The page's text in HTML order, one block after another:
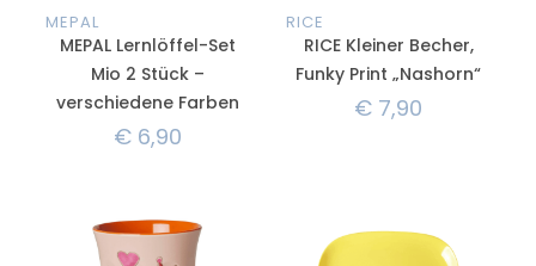
MEPAL
MEPAL Lernlöffel-Set
Mio 2 Stück –
verschiedene Farben
€ 6,90
RICE
RICE Kleiner Becher,
Funky Print „Nashorn“
€ 7,90